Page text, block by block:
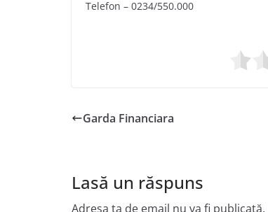
Telefon – 0234/550.000
Garda Financiara
Lasă un răspuns
Adresa ta de email nu va fi publicată.